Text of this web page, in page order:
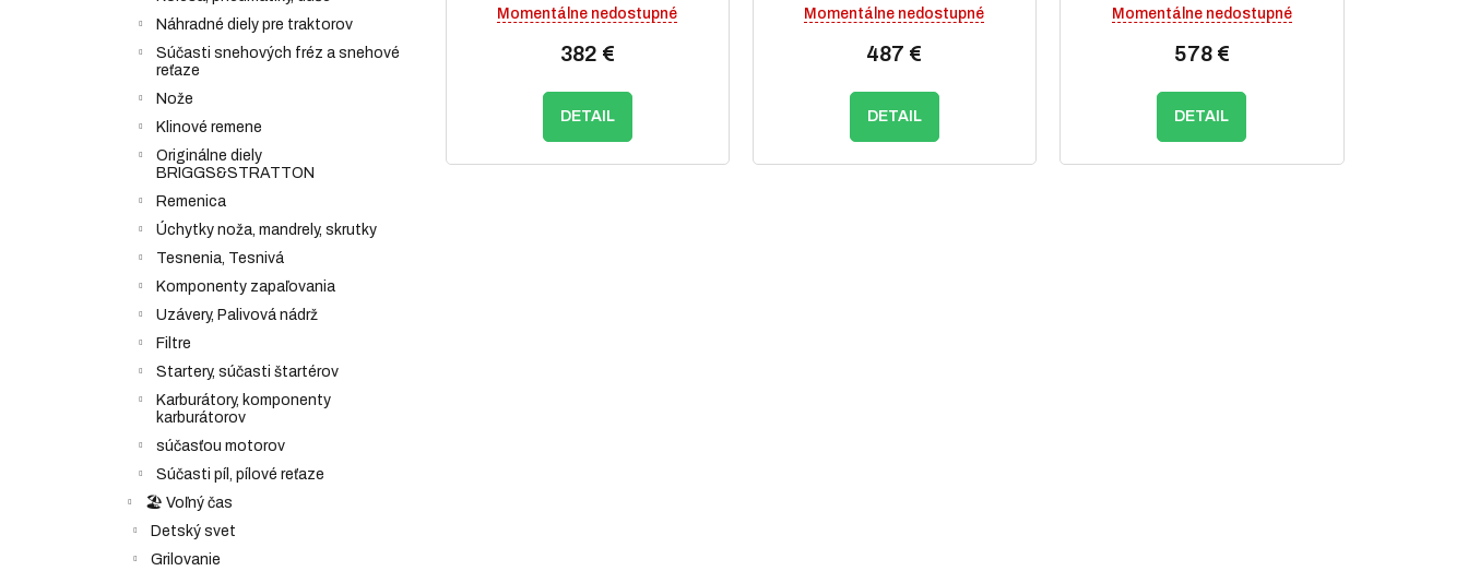
Náhradné diely pre traktorov
Súčasti snehových fréz a snehové
reťaze
Nože
Klinové remene
Originálne diely
BRIGGS&STRATTON
Remenica
Úchytky noža, mandrely, skrutky
Tesnenia, Tesnivá
Komponenty zapaľovania
Uzávery, Palivová nádrž
Filtre
Startery, súčasti štartérov
Karburátory, komponenty
karburátorov
súčasťou motorov
Súčasti píl, pílové reťaze
🏖️ Voľný čas
Detský svet
Grilovanie
Momentálne nedostupné
382 €
DETAIL
Momentálne nedostupné
487 €
DETAIL
Momentálne nedostupné
578 €
DETAIL